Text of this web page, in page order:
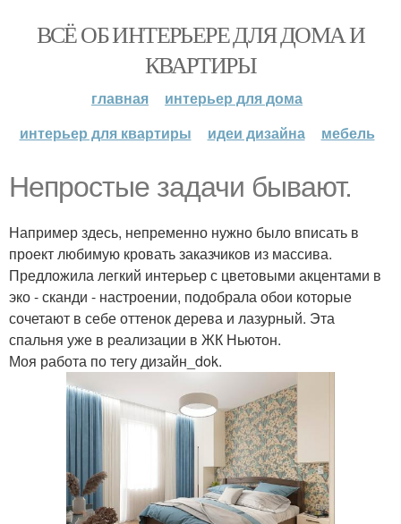
ВСЁ ОБ ИНТЕРЬЕРЕ ДЛЯ ДОМА И
КВАРТИРЫ
главная
интерьер для дома
интерьер для квартиры
идеи дизайна мебель
Непростые задачи бывают.
Например здесь, непременно нужно было вписать в
проект любимую кровать заказчиков из массива.
Предложила легкий интерьер с цветовыми акцентами в
эко - сканди - настроении, подобрала обои которые
сочетают в себе оттенок дерева и лазурный. Эта
спальня уже в реализации в ЖК Ньютон.
Моя работа по тегу дизайн_dok.